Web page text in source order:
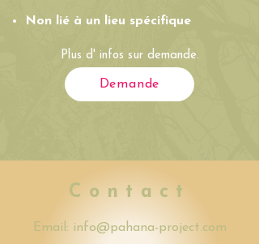
Non lié à un lieu spécifique
Plus d' infos sur demande.
Demande
Contact
Email: info@pahana-project.com